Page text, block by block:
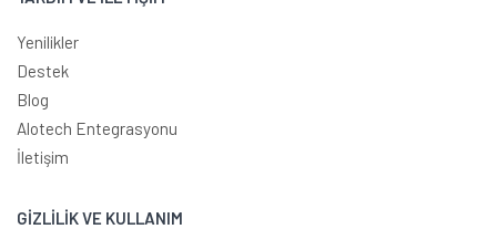
Yenilikler
Destek
Blog
Alotech Entegrasyonu
İletişim
GİZLİLİK VE KULLANIM